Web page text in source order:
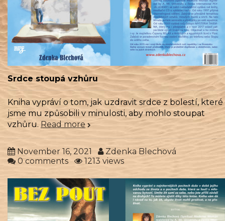
Srdce stoupá vzhůru
Kniha vypráví o tom, jak uzdravit srdce z bolestí, které
jsme mu způsobili v minulosti, aby mohlo stoupat
vzhůru. Read more
November 16, 2021
Zdenka Blechová
0 comments
1213 views